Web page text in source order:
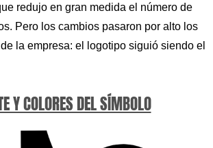
redujo en gran medida el número de
Pero los cambios pasaron por alto los
la empresa: el logotipo siguió siendo el
Y COLORES DEL SÍMBOLO